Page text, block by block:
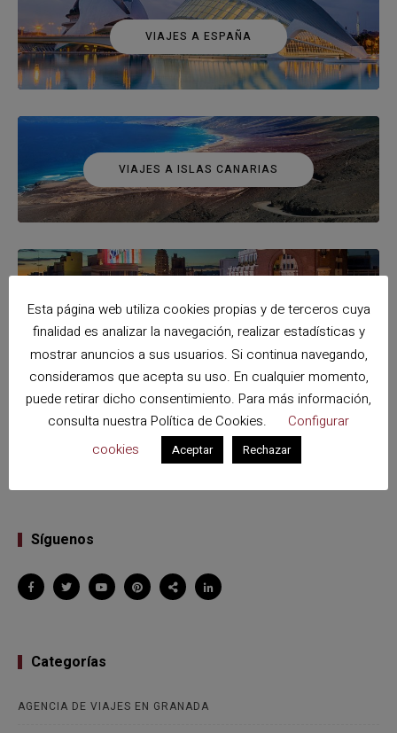
VIAJES A ESPAÑA
VIAJES A ISLAS CANARIAS
VIAJES A MADRID
VIAJES A SEVILLA
Síguenos
Categorías
AGENCIA DE VIAJES EN GRANADA
Esta página web utiliza cookies propias y de terceros cuya
finalidad es analizar la navegación, realizar estadísticas y
mostrar anuncios a sus usuarios. Si continua navegando,
consideramos que acepta su uso. En cualquier momento,
puede retirar dicho consentimiento. Para más información,
consulta nuestra Política de Cookies.
Configurar
cookies
Aceptar Rechazar